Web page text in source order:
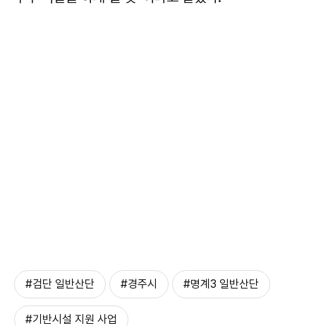
#검단 일반산단 #경주시 #명계3 일반산단
#기반시설 지원 사업